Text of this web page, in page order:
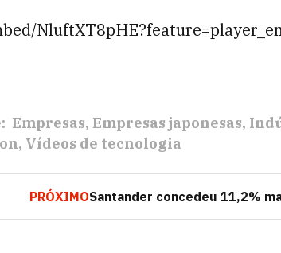
Empresas Empresas japonesas
Vídeos de tecnologia
PRÓXIMOSantander concedeu 11,2%